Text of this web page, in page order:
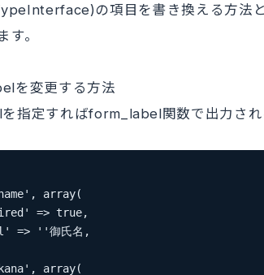
の項目を書き換える方法
す。
を変更する方法
指定すればform_label関数で出力され
array(
=> true,
=> ''御氏名,
array(